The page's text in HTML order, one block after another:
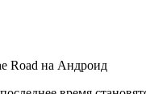
Road на Андроид